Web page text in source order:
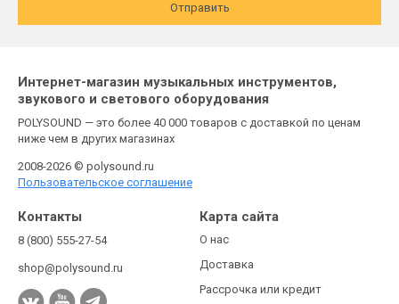
Отправить
Интернет-магазин музыкальных инструментов,
звукового и светового оборудования
POLYSOUND — это более 40 000 товаров с доставкой по ценам
ниже чем в других магазинах
2008-2026 © polysound.ru
Пользовательское соглашение
Контакты
8 (800) 555-27-54
shop@polysound.ru
Карта сайта
О нас
Доставка
Рассрочка или кредит